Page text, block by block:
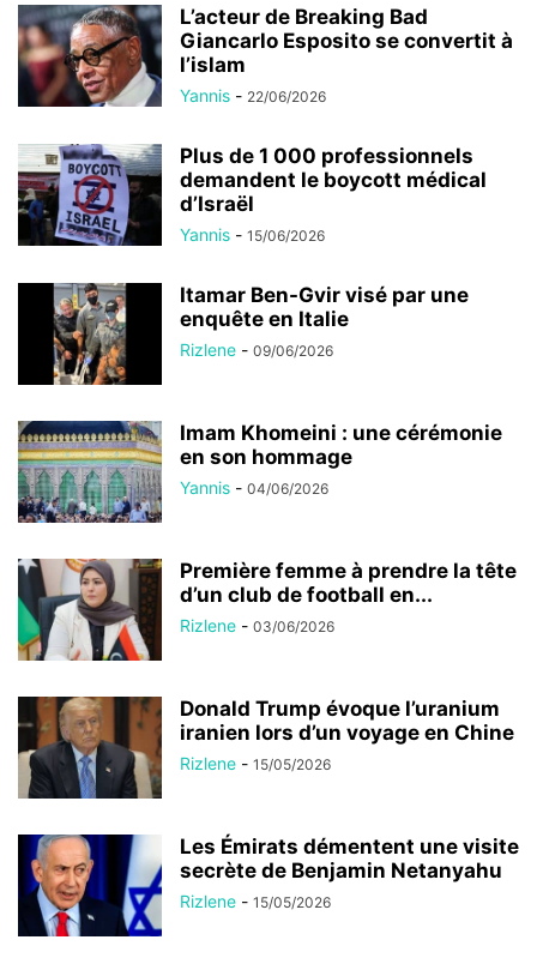
L’acteur de Breaking Bad
Giancarlo Esposito se convertit à
l’islam
Yannis - 22/06/2026
Plus de 1 000 professionnels
demandent le boycott médical
d’Israël
Yannis - 15/06/2026
Itamar Ben-Gvir visé par une
enquête en Italie
Rizlene - 09/06/2026
Imam Khomeini : une cérémonie
en son hommage
Yannis - 04/06/2026
Première femme à prendre la tête
d’un club de football en...
Rizlene - 03/06/2026
Donald Trump évoque l’uranium
iranien lors d’un voyage en Chine
Rizlene - 15/05/2026
Les Émirats démentent une visite
secrète de Benjamin Netanyahu
Rizlene - 15/05/2026